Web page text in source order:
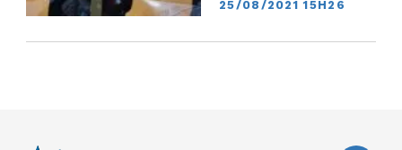
25/08/2021 15H26